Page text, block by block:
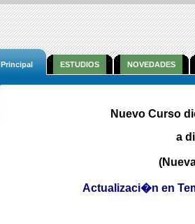
Principal ESTUDIOS NOVEDADES
Nuevo Curso
a
Actualizaci�n en